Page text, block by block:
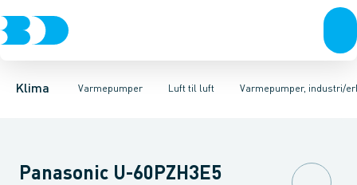
Klima Varmepumper
Ventilation Varmepumper KlimaværktøjBiokedler &
Luft til luft
Luft til luft Luft til vand JordvarmeIsoleringTilbehør
Varmepumper, industri/
Varmepumper, sætVarmepumper, indedeleVarmepumper,
Panasonic U-60PZH3E5